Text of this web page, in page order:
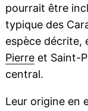
pourrait être
typique des
espèce décrite,
Pierreet Saint-
central.
Leur origine en